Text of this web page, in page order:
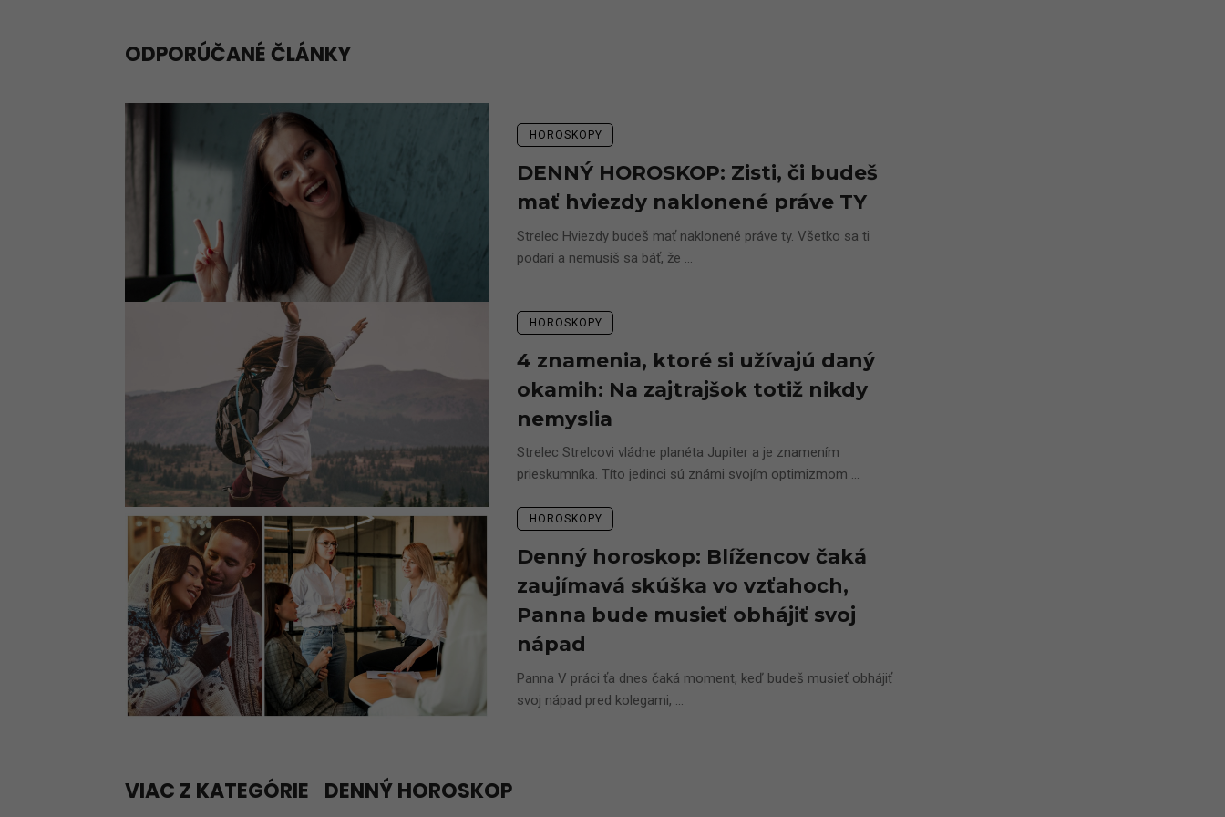
ODPORÚČANÉ ČLÁNKY
HOROSKOPY
DENNÝ HOROSKOP: Zisti, či budeš
mať hviezdy naklonené práve TY
Strelec Hviezdy budeš mať naklonené práve ty. Všetko sa ti
podarí a nemusíš sa báť, že ...
HOROSKOPY
4 znamenia, ktoré si užívajú daný
okamih: Na zajtrajšok totiž nikdy
nemyslia
Strelec Strelcovi vládne planéta Jupiter a je znamením
prieskumníka. Títo jedinci sú známi svojím optimizmom ...
HOROSKOPY
Denný horoskop: Blížencov čaká
zaujímavá skúška vo vzťahoch,
Panna bude musieť obhájiť svoj
nápad
Panna V práci ťa dnes čaká moment, keď budeš musieť obhájiť
svoj nápad pred kolegami, ...
VIAC Z KATEGÓRIE DENNÝ HOROSKOP